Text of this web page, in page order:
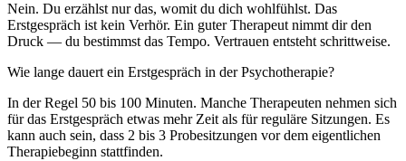
Nein. Du erzählst nur das, womit du dich wohlfühlst. Das
Erstgespräch ist kein Verhör. Ein guter Therapeut nimmt dir den
Druck — du bestimmst das Tempo. Vertrauen entsteht schrittweise.
Wie lange dauert ein Erstgespräch in der Psychotherapie?
In der Regel 50 bis 100 Minuten. Manche Therapeuten nehmen sich
für das Erstgespräch etwas mehr Zeit als für reguläre Sitzungen. Es
kann auch sein, dass 2 bis 3 Probesitzungen vor dem eigentlichen
Therapiebeginn stattfinden.